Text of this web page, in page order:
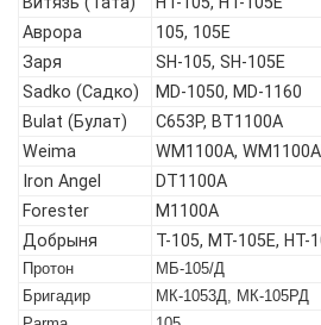
Аврора
105, 105Е
Заря
SH-105, SH-105E
Sadko (Садко)
MD-1050, MD-1160
Bulat (Булат)
C653P, BT1100A
Weima
WM1100A,
Iron Angel
DT1100A
Forester
M1100A
Добрыня
T-105, МТ-105Е, НТ-
Протон
МБ-105/Д
Бригадир
МК-1053Д, МК-105РД